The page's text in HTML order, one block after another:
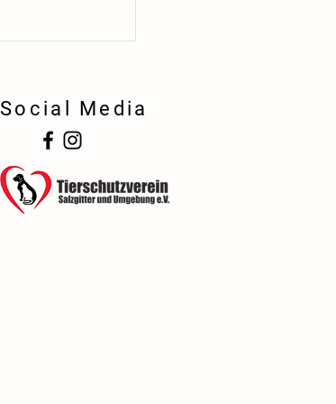
Social Media